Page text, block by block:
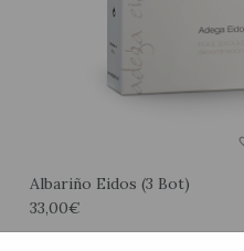
Albariño Eidos (3 Bot)
33,00€